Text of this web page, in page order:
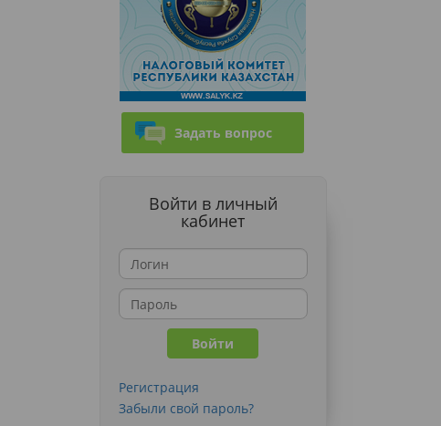
Задать вопрос
Войти в личный
кабинет
Регистрация
Забыли свой пароль?